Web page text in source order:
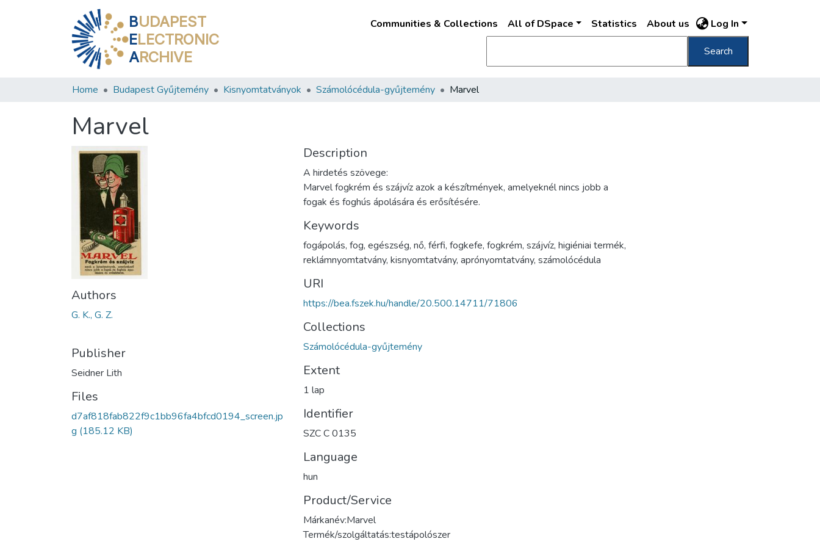
BUDAPEST
ELECTRONIC
ARCHIVE
Communities & Collections All of DSpace Statistics About us Log In
Search
Home Budapest Gyűjtemény Kisnyomtatványok Számolócédula-gyűjtemény Marvel
Marvel
Authors
G. K., G. Z.
Publisher
Seidner Lith
Files
d7af818fab822f9c1bb96fa4bfcd0194_screen.jp
g (185.12 KB)
Description
A hirdetés szövege:
Marvel fogkrém és szájvíz azok a készítmények, amelyeknél nincs jobb a
fogak és foghús ápolására és erősítésére.
Keywords
fogápolás, fog, egészség, nő, férfi, fogkefe, fogkrém, szájvíz, higiéniai termék,
reklámnyomtatvány, kisnyomtatvány, aprónyomtatvány, számolócédula
URI
https://bea.fszek.hu/handle/20.500.14711/71806
Collections
Számolócédula-gyűjtemény
Extent
1 lap
Identifier
SZC C 0135
Language
hun
Product/Service
Márkanév:Marvel
Termék/szolgáltatás:testápolószer